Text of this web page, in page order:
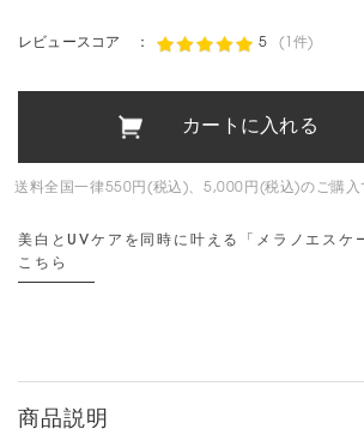
送料全国一律550円(税込)、5,000円(税込)のご購入
美白とUVケアを同時に叶える「メラノエスケ
こちら
商品説明
レビュースコア ： 5 (1件)